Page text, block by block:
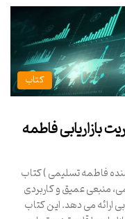
کتاب
بازاریابی فاطمه
فاطمه تسلیمی ) کتاب
منبعی عمیق و کاربردی
ارائه می دهد. این کتاب